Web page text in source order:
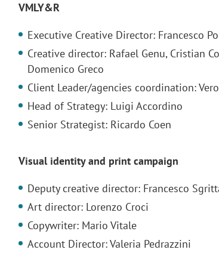
VMLY&R
Executive Creative Director: Francesco
Creative director: Rafael Genu, Cristian
Domenico Greco
Client Leader/agencies coordination:
Head of Strategy: Luigi Accordino
Senior Strategist: Ricardo Coen
Visual identity and print campaign
Deputy creative director: Francesco
Art director: Lorenzo Croci
Copywriter: Mario Vitale
Account Director: Valeria Pedrazzini
«La creatività resta centrale, l’AI
amplificare il talento»